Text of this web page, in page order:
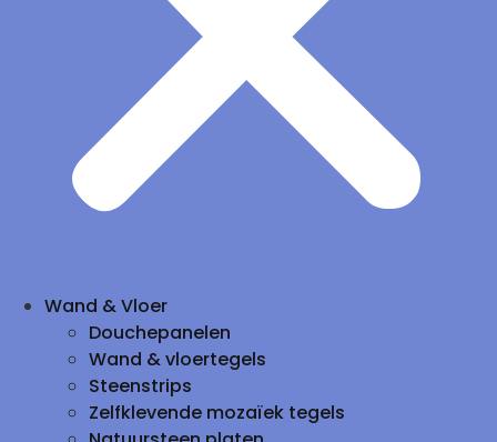
Wand & Vloer
Douchepanelen
Wand & vloertegels
Steenstrips
Zelfklevende mozaïek tegels